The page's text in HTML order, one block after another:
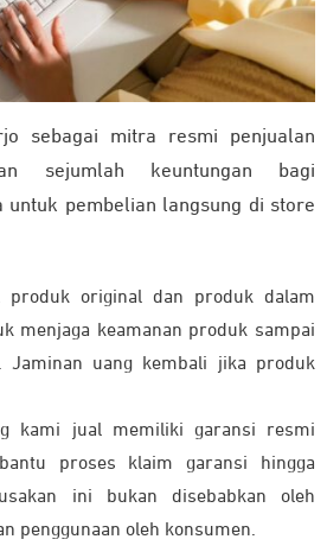
sebagai mitra resmi penjualan
sejumlah keuntungan bagi
untuk pembelian langsung di store
produk original dan produk dalam
menjaga keamanan produk sampai
Jaminan uang kembali jika produk
kami jual memiliki garansi resmi
proses klaim garansi hingga
ini bukan disebabkan oleh
penggunaan oleh konsumen.